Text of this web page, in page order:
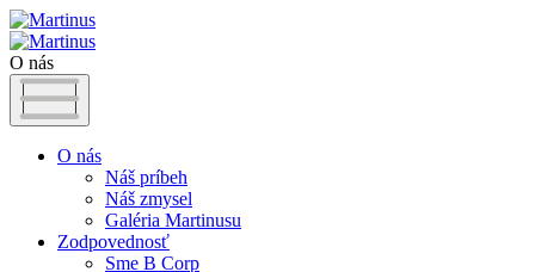
O nás
O nás
Náš príbeh
Náš zmysel
Galéria Martinusu
Zodpovednosť
Sme B Corp